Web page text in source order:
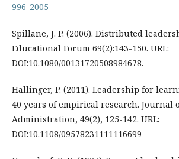
996-2005
Spillane, J. P. (2006). Distributed
Educational Forum 69(2):143-150. URL:
DOI:10.1080/00131720508984678.
Hallinger, P. (2011). Leadership for
40 years of empirical research. Journal
Administration, 49(2), 125-142. URL:
DOI:10.1108/09578231111116699